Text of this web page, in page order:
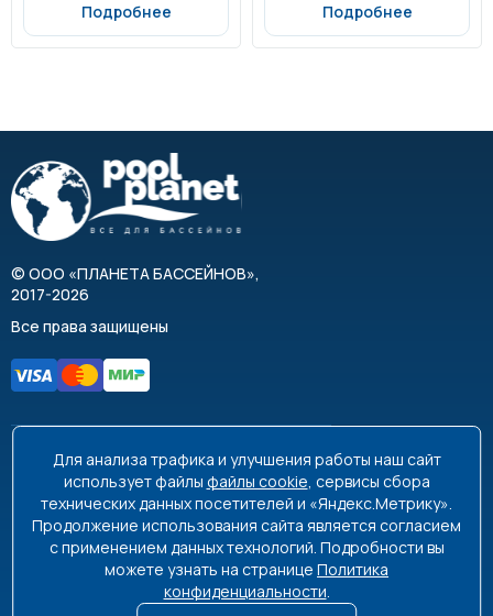
Подробнее Подробнее
© ООО «ПЛАНЕТА БАССЕЙНОВ»,
2017-2026
Все права защищены
8 495 663-99-48
8 800 350-99-08
info@poolplanet.ru
г. Москва, проспект Мира, д. 61
Пн-Пт 9:00-18:00 Сб-Вс выходной
Для анализа трафика и улучшения работы наш сайт
использует файлы файлы cookie, сервисы сбора
технических данных посетителей и «Яндекс.Метрику».
Продолжение использования сайта является согласием
с применением данных технологий. Подробности вы
можете узнать на странице Политика
конфиденциальности.